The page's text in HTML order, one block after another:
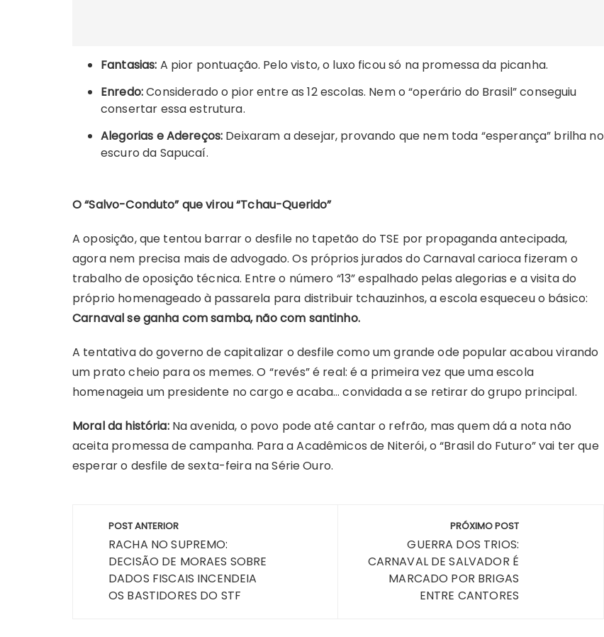
Fantasias: A pior pontuação. Pelo visto, o luxo ficou só na promessa da picanha.
Enredo:Considerado o pior entre as 12 escolas. Nem o “operário do Brasil” conseguiu
consertar essa estrutura.
Alegorias e Adereços: Deixaram a desejar, provando que nem toda “esperança” brilha no
escuro da Sapucaí.
O “Salvo-Conduto” que virou “Tchau-Querido”
A oposição, que tentou barrar o desfile no tapetão do TSE por propaganda antecipada,
agora nem precisa mais de advogado. Os próprios jurados do Carnaval carioca fizeram o
trabalho de oposição técnica. Entre o número “13” espalhado pelas alegorias e a visita do
próprio homenageado à passarela para distribuir tchauzinhos, a escola esqueceu o básico:
Carnaval se ganha com samba, não com santinho.
A tentativa do governo de capitalizar o desfile como um grande ode popular acabou virando
um prato cheio para os memes. O “revés” é real: é a primeira vez que uma escola
homenageia um presidente no cargo e acaba… convidada a se retirar do grupo principal.
Moral da história:Na avenida, o povo pode até cantar o refrão, mas quem dá a nota não
aceita promessa de campanha. Para a Acadêmicos de Niterói, o “Brasil do Futuro” vai ter que
esperar o desfile de sexta-feira na Série Ouro.
Navegação
Post
POST ANTERIOR
RACHA NO SUPREMO:
DECISÃO DE MORAES SOBRE
DADOS FISCAIS INCENDEIA
OS BASTIDORES DO STF
PRÓXIMO POST
GUERRA DOS TRIOS:
CARNAVAL DE SALVADOR É
MARCADO POR BRIGAS
ENTRE CANTORES